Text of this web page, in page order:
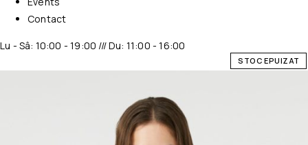
Contact
Lu - Sâ: 10:00 - 19:00 /// Du: 11:00 - 16:00
STOC EPUIZAT